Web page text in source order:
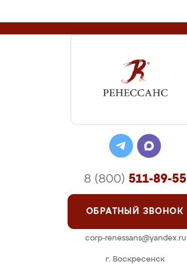
г. Воскресенск
8 (800) 511-89-55
ОБРАТНЫЙ ЗВОНОК
corp-renessans@yandex.ru